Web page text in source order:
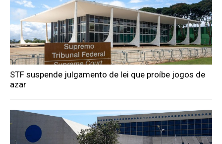
STF suspende julgamento de lei que proíbe jogos de
azar